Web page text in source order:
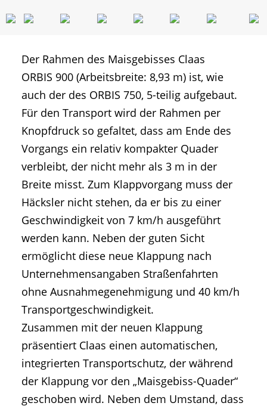
Der Rahmen des Maisgebisses Claas
ORBIS 900 (Arbeitsbreite: 8,93 m) ist, wie
auch der des ORBIS 750, 5-teilig aufgebaut.
Für den Transport wird der Rahmen per
Knopfdruck so gefaltet, dass am Ende des
Vorgangs ein relativ kompakter Quader
verbleibt, der nicht mehr als 3 m in der
Breite misst. Zum Klappvorgang muss der
Häcksler nicht stehen, da er bis zu einer
Geschwindigkeit von 7 km/h ausgeführt
werden kann. Neben der guten Sicht
ermöglicht diese neue Klappung nach
Unternehmensangaben Straßenfahrten
ohne Ausnahmegenehmigung und 40 km/h
Transportgeschwindigkeit.
Zusammen mit der neuen Klappung
präsentiert Claas einen automatischen,
integrierten Transportschutz, der während
der Klappung vor den „Maisgebiss-Quader“
geschoben wird. Neben dem Umstand, dass